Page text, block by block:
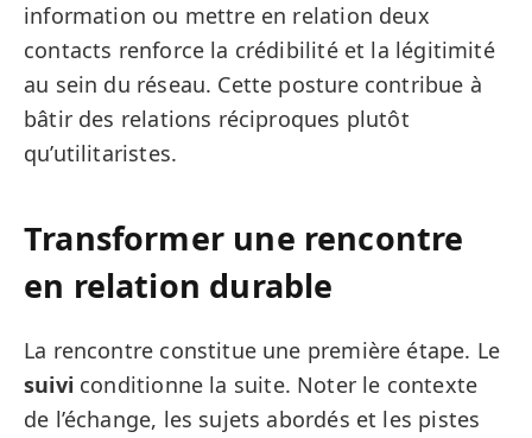
information ou mettre en relation deux
contacts renforce la crédibilité et la légitimité
au sein du réseau. Cette posture contribue à
bâtir des relations réciproques plutôt
qu’utilitaristes.
Transformer une rencontre
en relation durable
La rencontre constitue une première étape. Le
suivi conditionne la suite. Noter le contexte
de l’échange, les sujets abordés et les pistes